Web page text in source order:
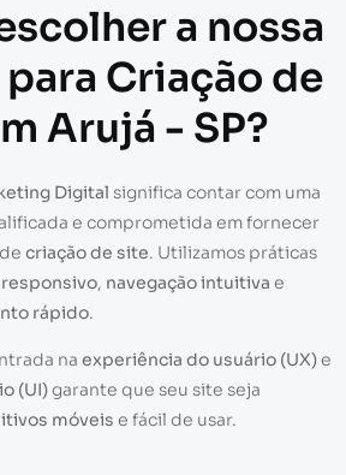
a nossa
Criação de
Arujá - SP?
Digital significa contar com uma
e comprometida em fornecer
criação de site. Utilizamos práticas
, navegação intuitiva e
rápido.
na experiência do usuário (UX)e
(UI)garante que seu site seja
móveis e fácil de usar.